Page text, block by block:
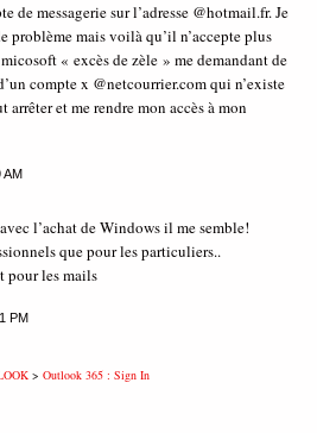
de messagerie sur l’adresse @hotmail.fr. Je
problème mais voilà qu’il n’accepte plus
« excès de zèle » me demandant de
compte x @netcourrier.com qui n’existe
arrêter et me rendre mon accès à mon
AM
l’achat de Windows il me semble!
que pour les particuliers..
pour les mails
PM
> Outlook 365 : Sign In